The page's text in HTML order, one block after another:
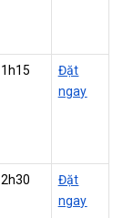
1h15
Đặt
ngay
2h30
Đặt
ngay